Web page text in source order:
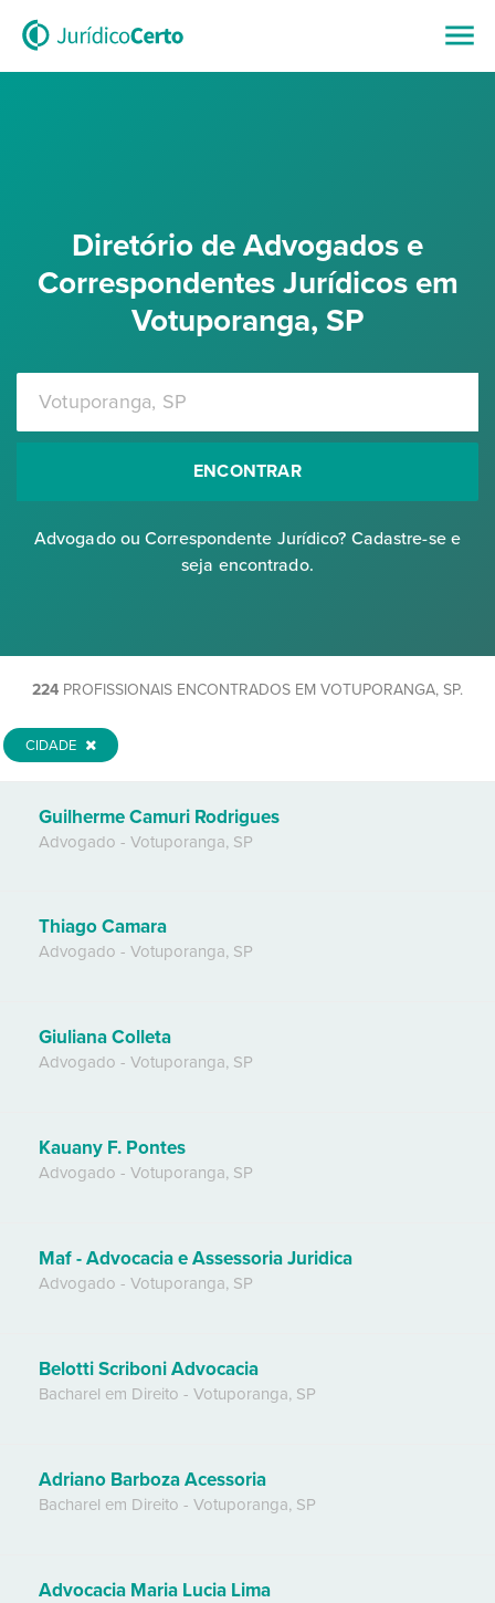
Diretório de Advogados e
Correspondentes Jurídicos em
Votuporanga, SP
ENCONTRAR
Advogado ou Correspondente Jurídico? Cadastre-se e
seja encontrado.
224 PROFISSIONAIS ENCONTRADOS EM VOTUPORANGA, SP.
CIDADE
Guilherme Camuri Rodrigues
Advogado - Votuporanga, SP
Thiago Camara
Advogado - Votuporanga, SP
Giuliana Colleta
Advogado - Votuporanga, SP
Kauany F. Pontes
Advogado - Votuporanga, SP
Maf - Advocacia e Assessoria Juridica
Advogado - Votuporanga, SP
Belotti Scriboni Advocacia
Bacharel em Direito - Votuporanga, SP
Adriano Barboza Acessoria
Bacharel em Direito - Votuporanga, SP
Advocacia Maria Lucia Lima